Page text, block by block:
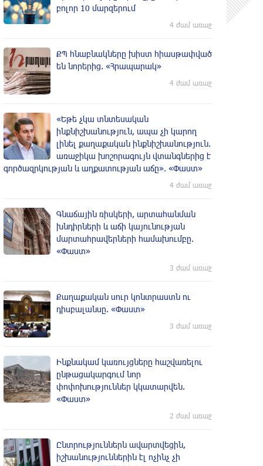
բոլոր 10 մարզերում
4 ժամ առաջ
ՔՊ հնաբնակները խիստ հիասթափված
են նորերից. «Հրապարակ»
4 ժամ առաջ
«Եթե չկա տնտեսական
ինքնիշխանություն, ապա չի կարող
լինել քաղաքական ինքնիշխանություն.
առաջիկա խոշորագույն վտանգներից է
գործազրկության և աղքատության աճը». «Փաստ»
4 ժամ առաջ
Գնաճային ռիսկերի, արտահանման
խնդիրների և աճի կայունության
մարտահրավերների համախումբը.
«Փաստ»
3 ժամ առաջ
Քաղաքական սուր կոնտրաստն ու
դիսբալանսը. «Փաստ»
3 ժամ առաջ
Ինքնակամ կառույցները հաշվառելու
ընթացակարգում նոր
փոփոխություններ կկատարվեն.
«Փաստ»
2 ժամ առաջ
Ընտրություններն ավարտվեցին,
իշխանություններին էլ ոչինչ չի